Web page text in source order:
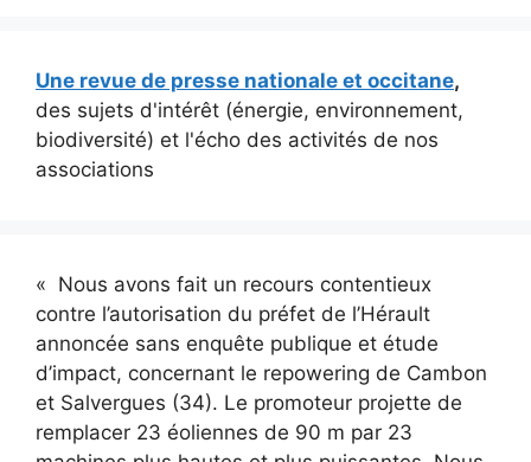
Une revue de presse nationale et occitane,
des sujets d'intérêt (énergie, environnement,
biodiversité) et l'écho des activités de nos
associations
« Nous avons fait un recours contentieux
contre l’autorisation du préfet de l’Hérault
annoncée sans enquête publique et étude
d’impact, concernant le repowering de Cambon
et Salvergues (34). Le promoteur projette de
remplacer 23 éoliennes de 90 m par 23